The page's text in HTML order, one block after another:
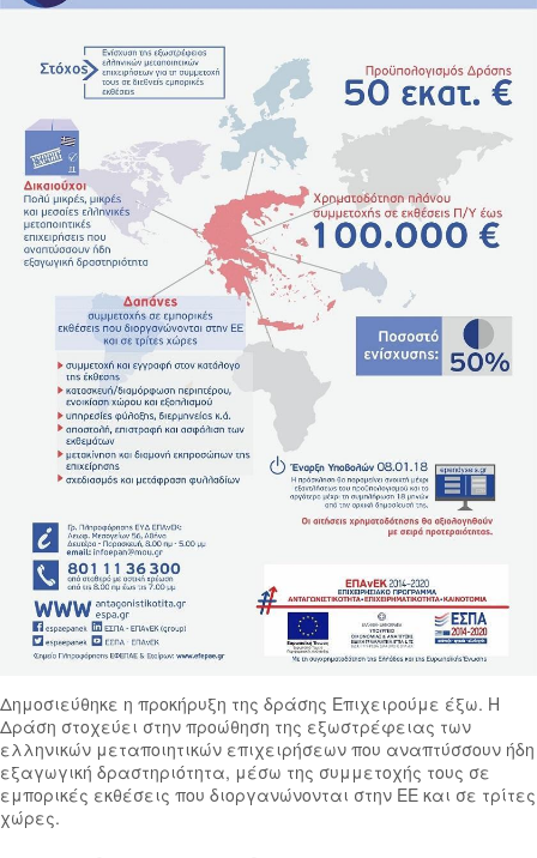
Δημοσιεύθηκε η προκήρυξη της δράσης Επιχειρούμε έξω. Η
Δράση στοχεύει στην προώθηση της εξωστρέφειας των
ελληνικών μεταποιητικών επιχειρήσεων που αναπτύσσουν ήδη
εξαγωγική δραστηριότητα, μέσω της συμμετοχής τους σε
εμπορικές εκθέσεις που διοργανώνονται στην ΕΕ και σε τρίτες
χώρες.